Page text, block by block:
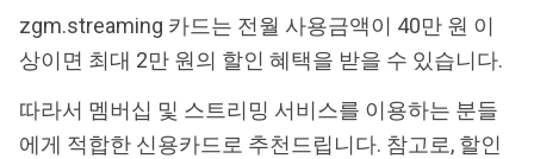
zgm.streaming 카드는 전월 사용금액이 40만 원 이
상이면 최대 2만 원의 할인 혜택을 받을 수 있습니다.
따라서 멤버십 및 스트리밍 서비스를 이용하는 분들
에게 적합한 신용카드로 추천드립니다. 참고로, 할인